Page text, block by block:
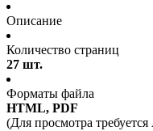
Описание
Количество страниц
27 шт.
Форматы файла
HTML, PDF
(Для просмотра